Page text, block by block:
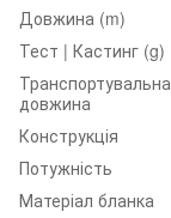
Довжина (m)
Тест | Кастинг (g)
Транспортувальна
довжина
Конструкція
Потужність
Матеріал бланка